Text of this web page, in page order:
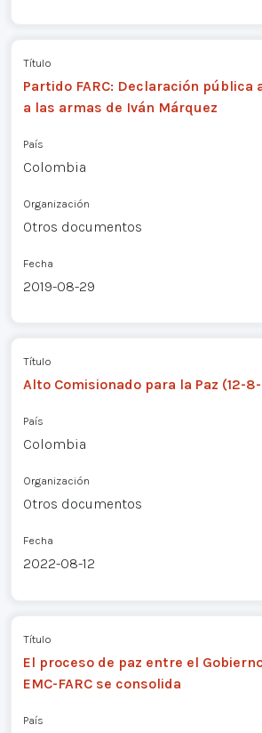
Título
Partido FARC: Declaración pública
a las armas de Iván Márquez
País
Colombia
Organización
Otros documentos
Fecha
2019-08-29
Título
Alto Comisionado para la Paz (12-
País
Colombia
Organización
Otros documentos
Fecha
2022-08-12
Título
El proceso de paz entre el
EMC-FARC se consolida
País